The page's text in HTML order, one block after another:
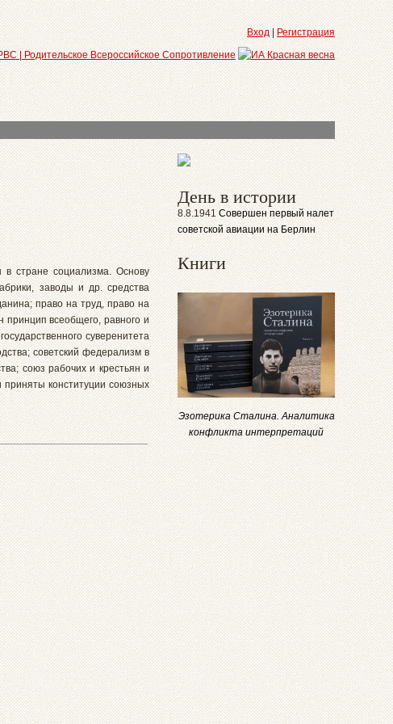
Вход Регистрация
стране социализма. Основу
заводы и др. средства
право на труд, право на
принцип всеобщего, равного и
суверенитета
советский федерализм в
союз рабочих и крестьян и
конституции союзных
День в истории
8.8.1941 Совершен первый налет
советской авиации на Берлин
Книги
Эзотерика Сталина. Аналитика
конфликта интерпретаций